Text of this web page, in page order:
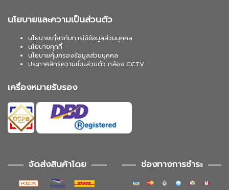
นโยบายและความเป็นส่วนตัว
นโยบายเกี่ยวกับการใช้ข้อมูลส่วนบุคคล
นโยบายคุกกี้
นโยบายคุ้มครองข้อมูลส่วนบุคคล
ประกาศสิทธิความเป็นส่วนตัว กล้อง CCTV
เครื่องหมายรับรอง
จัดส่งสินค้าโดย ช่องทางการชำระ